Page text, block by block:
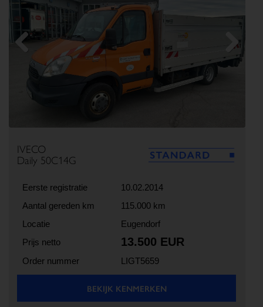
Previous Next
IVECO
Daily 50C14G
Eerste registratie
10.02.2014
Aantal gereden km
115.000 km
Locatie
Eugendorf
Prijs netto
13.500 EUR
Order nummer LIGT5659
BEKIJK KENMERKEN